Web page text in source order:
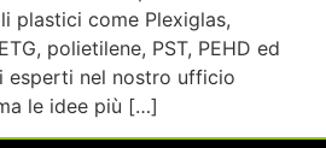
plastici come Plexiglas,
polietilene, PST, PEHD ed
esperti nel nostro ufficio
le idee più […]